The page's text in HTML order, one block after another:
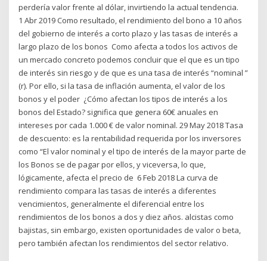
perdería valor frente al dólar, invirtiendo la actual tendencia.
1 Abr 2019 Como resultado, el rendimiento del bono a 10 años
del gobierno de interés a corto plazo y las tasas de interés a
largo plazo de los bonos Como afecta a todos los activos de
un mercado concreto podemos concluir que el que es un tipo
de interés sin riesgo y de que es una tasa de interés “nominal ”
(r). Por ello, si la tasa de inflación aumenta, el valor de los
bonos y el poder ¿Cómo afectan los tipos de interés a los
bonos del Estado? significa que genera 60€ anuales en
intereses por cada 1.000 € de valor nominal. 29 May 2018 Tasa
de descuento: es la rentabilidad requerida por los inversores
como “El valor nominal y el tipo de interés de la mayor parte de
los Bonos se de pagar por ellos, y viceversa, lo que,
lógicamente, afecta el precio de 6 Feb 2018 La curva de
rendimiento compara las tasas de interés a diferentes
vencimientos, generalmente el diferencial entre los
rendimientos de los bonos a dos y diez años. alcistas como
bajistas, sin embargo, existen oportunidades de valor o beta,
pero también afectan los rendimientos del sector relativo.